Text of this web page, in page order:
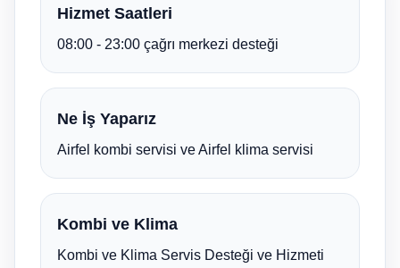
Hizmet Saatleri
08:00 - 23:00 çağrı merkezi desteği
Ne İş Yaparız
Airfel kombi servisi ve Airfel klima servisi
Kombi ve Klima
Kombi ve Klima Servis Desteği ve Hizmeti